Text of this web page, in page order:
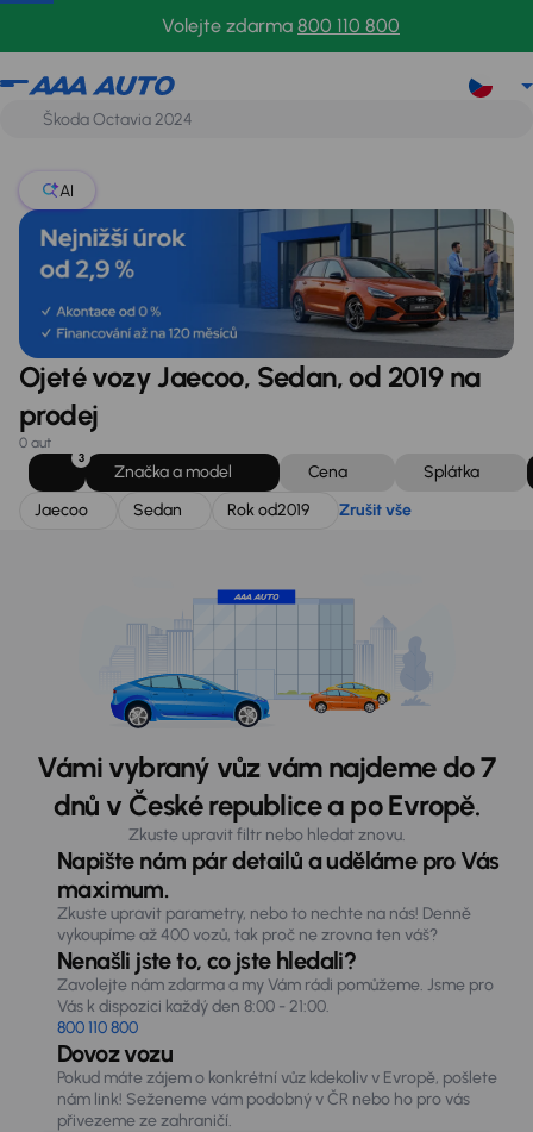
Volejte zdarma 800 110 800
Jaecoo
AI
Ojeté vozy Jaecoo, Sedan, od 2019 na
prodej
0 aut
3
Značka a model Cena
Splátka
Jaecoo
Sedan Rok od2019 Zrušit vše
Vámi vybraný vůz vám najdeme do 7
dnů v České republice a po Evropě.
Zkuste upravit filtr nebo hledat znovu.
Napište nám pár detailů a uděláme pro Vás
maximum.
Zkuste upravit parametry, nebo to nechte na nás! Denně
vykoupíme až 400 vozů, tak proč ne zrovna ten váš?
Nenašli jste to, co jste hledali?
Zavolejte nám zdarma a my Vám rádi pomůžeme. Jsme pro
Vás k dispozici každý den 8:00 - 21:00.
800 110 800
Dovoz vozu
Pokud máte zájem o konkrétní vůz kdekoliv v Evropě, pošlete
nám link! Seženeme vám podobný v ČR nebo ho pro vás
přivezeme ze zahraničí.